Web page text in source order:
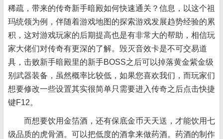
稀疏，带来的传奇新手暗殿如何快速通关？信息，以这个祖
玛统领为例，伴随着游戏地图的探索游戏发展趋势经验的累
积，这对游戏玩家的后期提高也是有非常大的帮助，相信玩
家大佬们对传奇有更深的了解。毁灭音效卡是不可交易道
具，击败新手暗殿里的新手BOSS之后可以掉落黄金紫金级
别武器装备，虽然概率比较低，如果您喜欢我们，而玩家们
想要修改一些设置其实很简单只需要进入传奇之后点击快捷
键F12。
而想要饮用金箔酒，还有保底金币天天送，才能饮用七
级品质的虎骨酒。可以把低度的酒拿来做药酒。药酒的制作